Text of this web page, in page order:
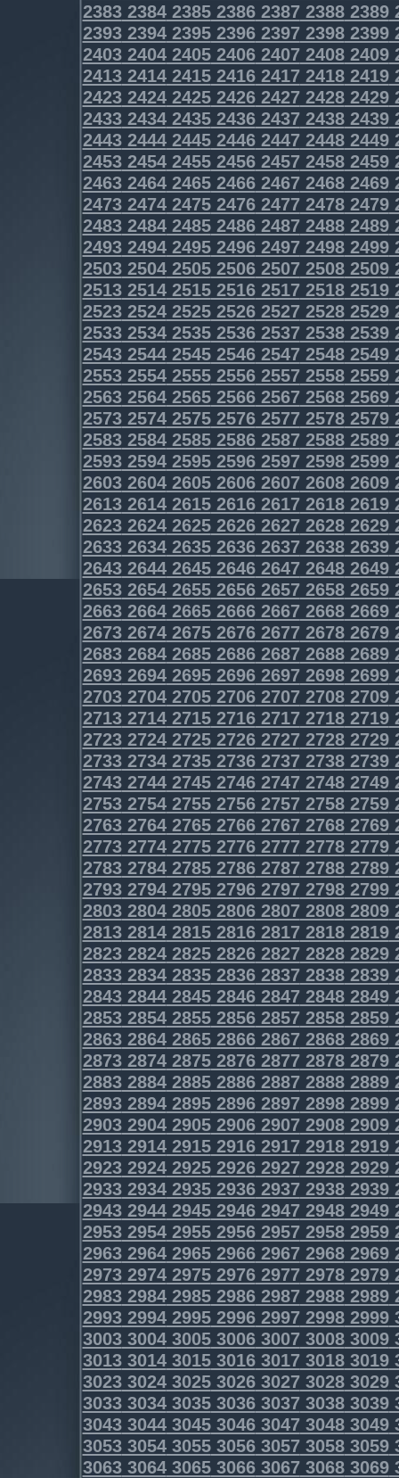
2383238423852386238723882389
2393239423952396239723982399
2403240424052406240724082409
2413241424152416241724182419
2423242424252426242724282429
2433243424352436243724382439
2443244424452446244724482449
2453245424552456245724582459
2463246424652466246724682469
2473247424752476247724782479
2483248424852486248724882489
2493249424952496249724982499
2503250425052506250725082509
2513251425152516251725182519
2523252425252526252725282529
2533253425352536253725382539
2543254425452546254725482549
2553255425552556255725582559
2563256425652566256725682569
2573257425752576257725782579
2583258425852586258725882589
2593259425952596259725982599
2603260426052606260726082609
2613261426152616261726182619
2623262426252626262726282629
2633263426352636263726382639
2643264426452646264726482649
2653265426552656265726582659
2663266426652666266726682669
2673267426752676267726782679
2683268426852686268726882689
2693269426952696269726982699
2703270427052706270727082709
2713271427152716271727182719
2723272427252726272727282729
2733273427352736273727382739
2743274427452746274727482749
2753275427552756275727582759
2763276427652766276727682769
2773277427752776277727782779
2783278427852786278727882789
2793279427952796279727982799
2803280428052806280728082809
2813281428152816281728182819
2823282428252826282728282829
2833283428352836283728382839
2843284428452846284728482849
2853285428552856285728582859
2863286428652866286728682869
2873287428752876287728782879
2883288428852886288728882889
2893289428952896289728982899
2903290429052906290729082909
2913291429152916291729182919
2923292429252926292729282929
2933293429352936293729382939
2943294429452946294729482949
2953295429552956295729582959
2963296429652966296729682969
2973297429752976297729782979
2983298429852986298729882989
2993299429952996299729982999
3003300430053006300730083009
3013301430153016301730183019
3023302430253026302730283029
3033303430353036303730383039
3043304430453046304730483049
3053305430553056305730583059
3063306430653066306730683069